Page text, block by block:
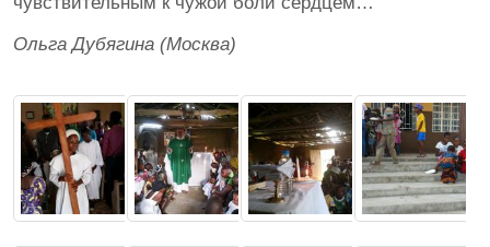
Ольга Дубягина (Москва)